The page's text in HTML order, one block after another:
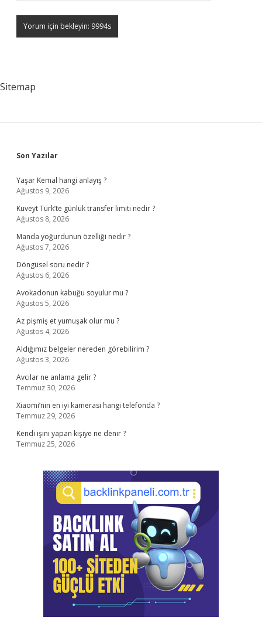
Sitemap
Sidebar
Son Yazılar
Yaşar Kemal hangi anlayış ?
Ağustos 9, 2026
Kuveyt Türk’te günlük transfer limiti nedir ?
Ağustos 8, 2026
Manda yoğurdunun özelliği nedir ?
Ağustos 7, 2026
Döngüsel soru nedir ?
Ağustos 6, 2026
Avokadonun kabuğu soyulur mu ?
Ağustos 5, 2026
Az pişmiş et yumuşak olur mu ?
Ağustos 4, 2026
Aldığımız belgeler nereden görebilirim ?
Ağustos 3, 2026
Avcılar ne anlama gelir ?
Temmuz 30, 2026
Xiaomi’nin en iyi kamerası hangi telefonda ?
Temmuz 29, 2026
Kendi işini yapan kişiye ne denir ?
Temmuz 25, 2026